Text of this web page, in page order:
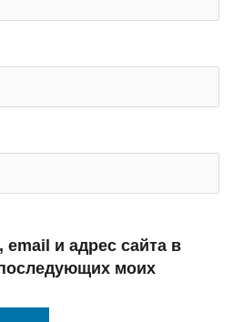
и адрес сайта в
моих